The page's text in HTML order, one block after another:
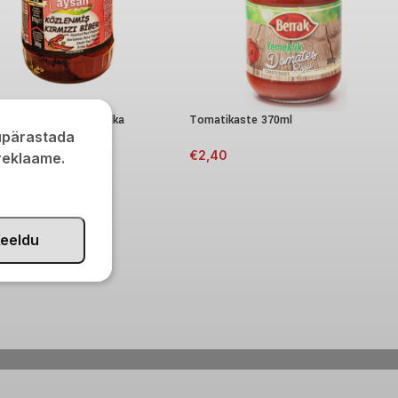
Röstitud punane paprika
Tomatikaste 370ml
€2,40